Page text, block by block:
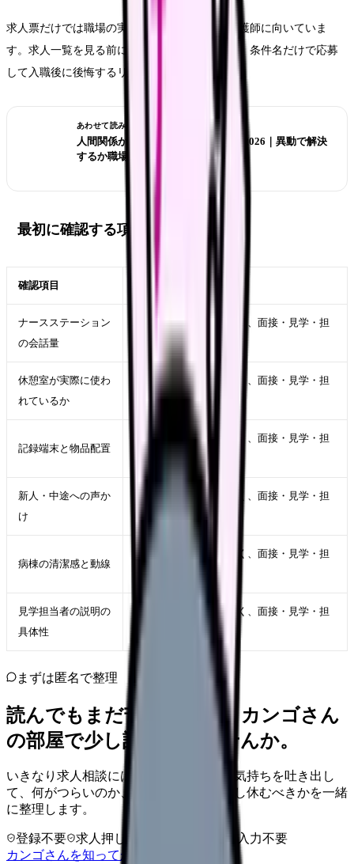
求人票だけでは職場の実態が分からず不安な看護師に向いていま
す。求人一覧を見る前に判断軸を固めておくと、条件名だけで応募
して入職後に後悔するリスクを下げられます。
あわせて読みたい
人間関係がつらい看護師の転職判断 2026｜異動で解決
するか職場を変えるか
最初に確認する項目
確認項目
ナースステーション
の会話量
求人票の文言だけでなく、面接・見学・担
休憩室が実際に使わ
れているか
求人票の文言だけでなく、面接・見学・担
当者確認で実態を聞く
記録端末と物品配置
求人票の文言だけでなく、面接・見学・担
当者確認で実態を聞く
新人・中途への声か
け
求人票の文言だけでなく、面接・見学・担
当者確認で実態を聞く
病棟の清潔感と動線
求人票の文言だけでなく、面接・見学・担
当者確認で実態を聞く
見学担当者の説明の
具体性
求人票の文言だけでなく、面接・見学・担
当者確認で実態を聞く
まずは匿名で整理
読んでもまだ苦しいなら、カンゴさん
の部屋で少し話してみませんか。
いきなり求人相談には進みません。今の気持ちを吐き出し
て、何がつらいのか、辞めるべきか、少し休むべきかを一緒
に整理します。
登録不要 求人押し売りなし
病院名は入力不要
カンゴさんを知ってから相談する